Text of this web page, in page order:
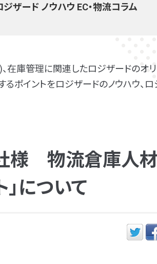
ジザード ノウハウ EC・物流コラム
在庫管理に関連したロジザードのオリ
ポイントをロジザードのノウハウ、ロ
様 物流倉庫人
について